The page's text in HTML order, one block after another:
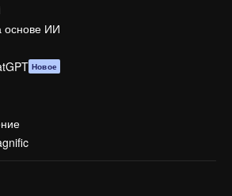
основе ИИ
Новое